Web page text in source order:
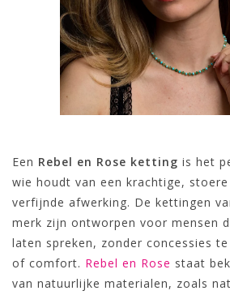
Een Rebel en Rose ketting is het
wie houdt van een krachtige,
verfijnde afwerking. De kettingen
merk zijn ontworpen voor mensen
laten spreken, zonder concessies
of comfort. Rebel en Rose staat
van natuurlijke materialen, zoals